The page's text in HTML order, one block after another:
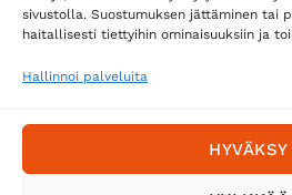
sivustolla. Suostumuksen jättäminen tai
haitallisesti tiettyihin ominaisuuksiin ja
Hallinnoi palveluita
HYVÄKSY